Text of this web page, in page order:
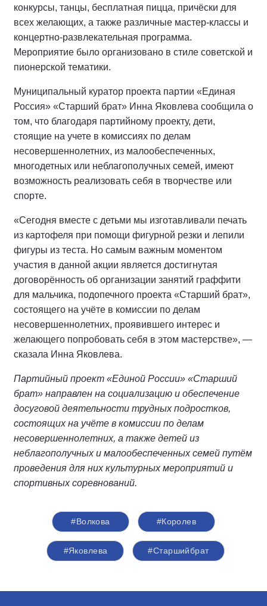
конкурсы, танцы, бесплатная пицца, причёски для
всех желающих, а также различные мастер-классы и
концертно-развлекательная программа.
Мероприятие было организовано в стиле советской и
пионерской тематики.
Муниципальный куратор проекта партии «Единая
Россия» «Старший брат» Инна Яковлева сообщила о
том, что благодаря партийному проекту, дети,
стоящие на учете в комиссиях по делам
несовершеннолетних, из малообеспеченных,
многодетных или неблагополучных семей, имеют
возможность реализовать себя в творчестве или
спорте.
«Сегодня вместе с детьми мы изготавливали печать
из картофеля при помощи фигурной резки и лепили
фигуры из теста. Но самым важным моментом
участия в данной акции является достигнутая
договорённость об организации занятий граффити
для мальчика, подопечного проекта «Старший брат»,
состоящего на учёте в комиссии по делам
несовершеннолетних, проявившего интерес и
желающего попробовать себя в этом мастерстве», —
сказала Инна Яковлева.
Партийный проект «Единой России» «Старший
брат» направлен на социализацию и обеспечение
досуговой деятельности трудных подростков,
состоящих на учёте в комиссии по делам
несовершеннолетних, а также детей из
неблагополучных и малообеспеченных семей путём
проведения для них культурных мероприятий и
спортивных соревнований.
#Волкова #Королев
#Яковлева #Старшийбрат